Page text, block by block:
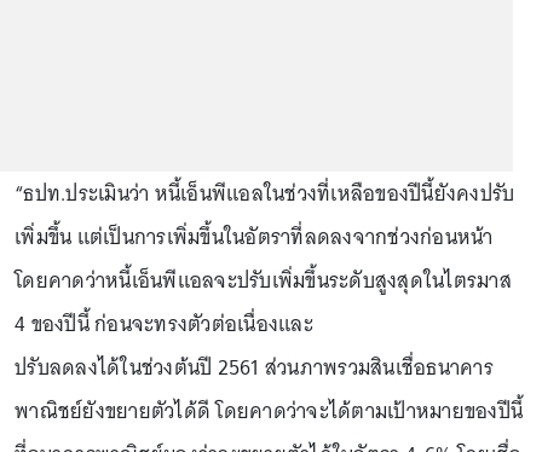
“ธปท.ประเมินว่า หนี้เอ็นพีแอลในช่วงที่เหลือของปีนี้ยังคงปรับ
เพิ่มขึ้น แต่เป็นการเพิ่มขึ้นในอัตราที่ลดลงจากช่วงก่อนหน้า
โดยคาดว่าหนี้เอ็นพีแอลจะปรับเพิ่มขึ้นระดับสูงสุดในไตรมาส
4 ของปีนี้ ก่อนจะทรงตัวต่อเนื่องและ
ปรับลดลงได้ในช่วงต้นปี 2561 ส่วนภาพรวมสินเชื่อธนาคาร
พาณิชย์ยังขยายตัวได้ดี โดยคาดว่าจะได้ตามเป้าหมายของปีนี้